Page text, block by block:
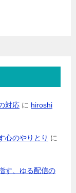
対応 に hiroshi
心のやりとり に
す、ゆる配信の